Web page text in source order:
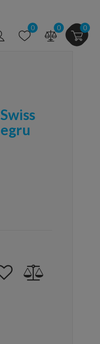
0 0 0